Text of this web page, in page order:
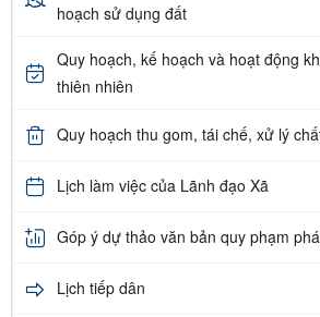
hoạch sử dụng đất
Quy hoạch, kế hoạch và hoạt động
thiên nhiên
Quy hoạch thu gom, tái chế, xử lý
Lịch làm việc của Lãnh đạo Xã
Góp ý dự thảo văn bản quy phạm
Lịch tiếp dân